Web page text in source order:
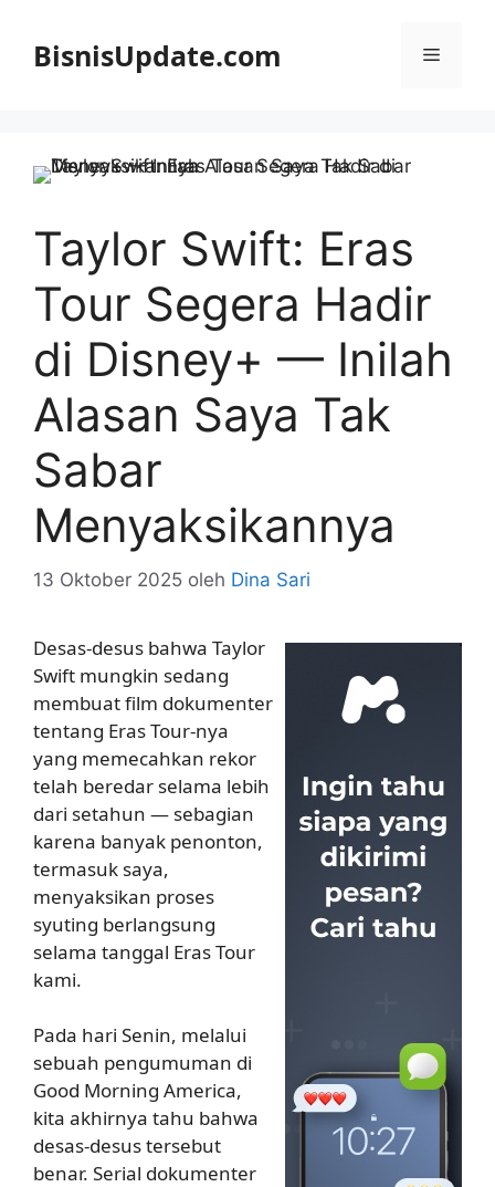
BisnisUpdate.com Menu
Taylor Swift: Eras
Tour Segera Hadir
di Disney+ — Inilah
Alasan Saya Tak
Sabar
Menyaksikannya
13 Oktober 2025 oleh Dina Sari
Desas-desus bahwa Taylor
Swift mungkin sedang
membuat film dokumenter
tentang Eras Tour-nya
yang memecahkan rekor
telah beredar selama lebih
dari setahun — sebagian
karena banyak penonton,
termasuk saya,
menyaksikan proses
syuting berlangsung
selama tanggal Eras Tour
kami.
Pada hari Senin, melalui
sebuah pengumuman di
Good Morning America,
kita akhirnya tahu bahwa
desas-desus tersebut
benar. Serial dokumenter